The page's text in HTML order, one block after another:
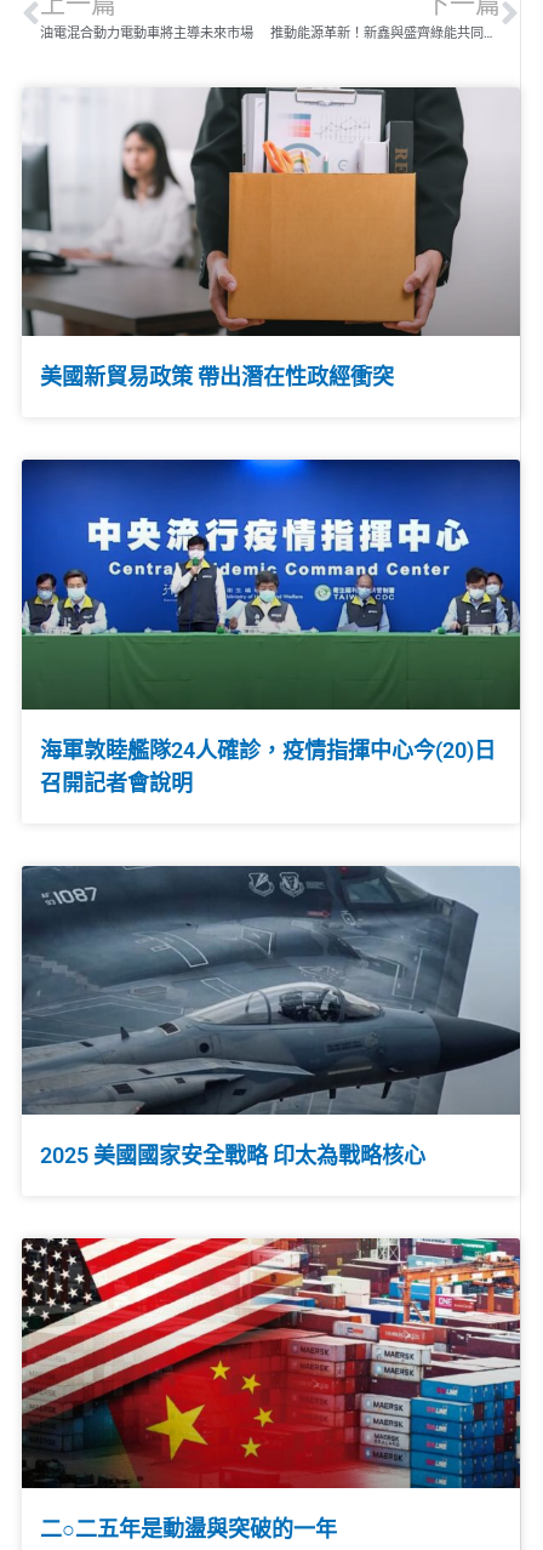
油電混合動力電動車將主導未來市場 推動能源革新！新鑫與盛齊綠能共同開創64MW儲能時代
美國新貿易政策 帶出潛在性政經衝突
海軍敦睦艦隊24人確診，疫情指揮中心今(20)日
召開記者會說明
2025 美國國家安全戰略 印太為戰略核心
二○二五年是動盪與突破的一年